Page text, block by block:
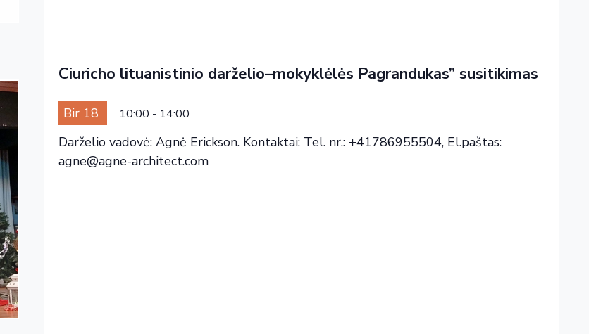
Ciuricho lituanistinio darželio–mokyklėlės Pagrandukas” susitikimas
Bir 18 10:00 - 14:00
Darželio vadovė: Agnė Erickson. Kontaktai: Tel. nr.: +41786955504, El.paštas:
agne@agne-architect.com